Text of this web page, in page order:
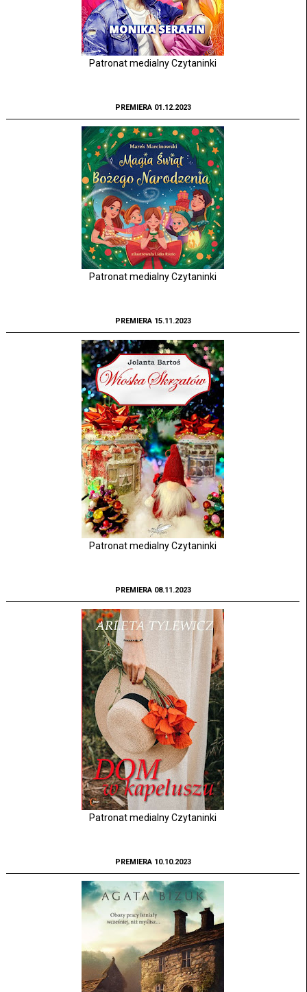
Patronat medialny Czytaninki
PREMIERA 01.12.2023
Patronat medialny Czytaninki
PREMIERA 15.11.2023
Patronat medialny Czytaninki
PREMIERA 08.11.2023
Patronat medialny Czytaninki
PREMIERA 10.10.2023